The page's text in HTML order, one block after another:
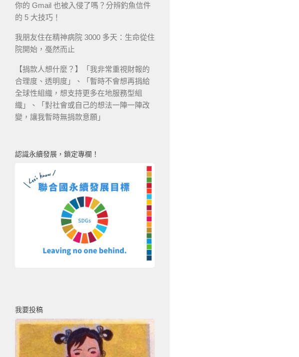
你的 Gmail 也被入侵了嗎？分辨釣魚信件
的 5 大技巧！
我朋友住在精神病院 3000 多天：生命從住
院開始，戞然而止
【捐款人想什麼？】「我非常重視財報的
合理度、透明度」、「暫時不會想再捐給
全球性組織，想支持更多在地服務型組
織」、「對社會或自己的想法一陣一陣改
變，讓我暫時無捐款意願」
認識永續發展，鎖定專欄！
我要投稿